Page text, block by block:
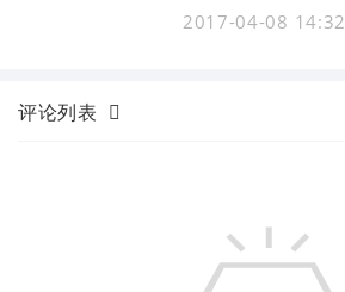
2017-04-08 14:32
评论列表